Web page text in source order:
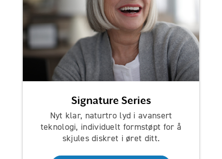
Signature Series
Nyt klar, naturtro lyd i avansert
teknologi, individuelt formstøpt for å
skjules diskret i øret ditt.